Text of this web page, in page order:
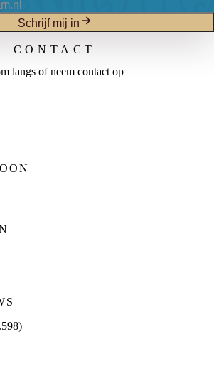
Schrijf mij in
CONTACT
langs of neem contact op
)